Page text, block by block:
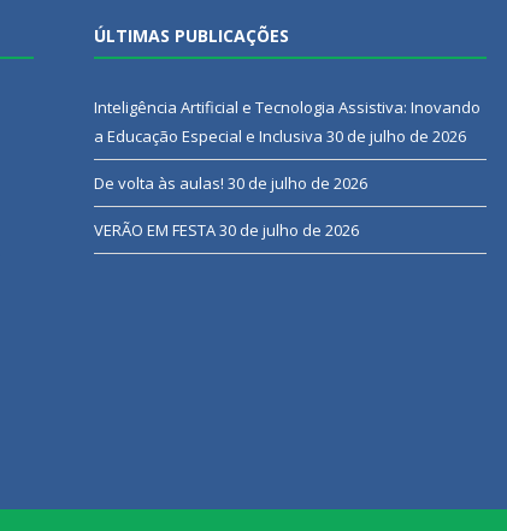
ÚLTIMAS PUBLICAÇÕES
Inteligência Artificial e Tecnologia Assistiva: Inovando
a Educação Especial e Inclusiva 30 de julho de 2026
De volta às aulas! 30 de julho de 2026
VERÃO EM FESTA30 de julho de 2026